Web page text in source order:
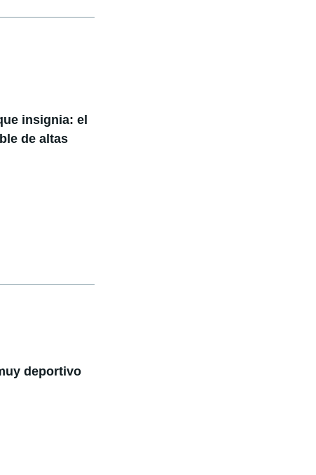
insignia: el
de altas
deportivo